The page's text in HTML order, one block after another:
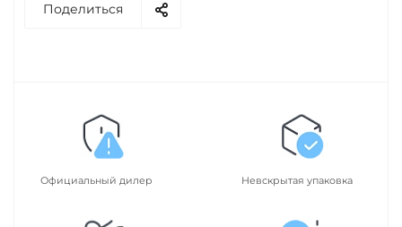
Поделиться
Официальный дилер Невскрытая упаковка